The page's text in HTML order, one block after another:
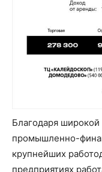
Благодаря широкой
промышленно-
крупнейших
предприятиях